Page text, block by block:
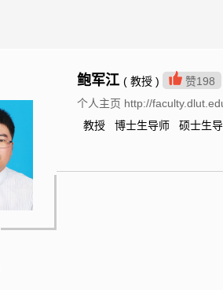
鲍军江 ( 教授 ) 赞198
个人主页 http://
教授 博士生导师 硕士生